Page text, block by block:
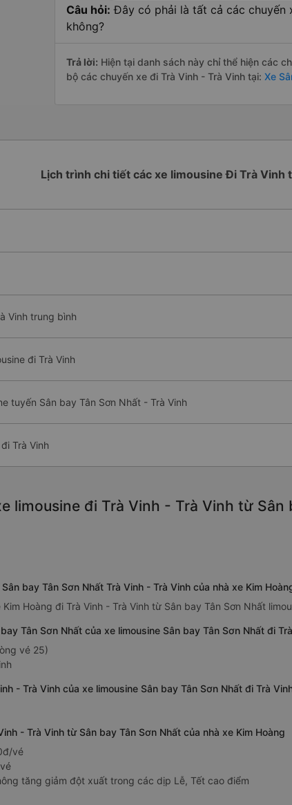
Câu hỏi: Đây có phải là tất cả các chuyến
không?
Trả lời: Hiện tại danh sách này chỉ thể hiện các
bộ các chuyến xe đi Trà Vinh - Trà Vinh tại: Xe
Lịch trình chi tiết các xe limousine Đi Trà Vinh
Vinh trung bình
đi Trà Vinh
tuyến Sân bay Tân Sơn Nhất - Trà Vinh
Trà Vinh
limousine đi Trà Vinh - Trà Vinh từ
bay Tân Sơn Nhất Trà Vinh - Trà Vinh của nhà xe Kim
Hoàng đi Trà Vinh - Trà Vinh từ Sân bay Tân Sơn Nhất
Tân Sơn Nhất của xe limousine Sân bay Tân Sơn Nhất đi
vé 25)
- Trà Vinh của xe limousine Sân bay Tân Sơn Nhất đi Trà
- Trà Vinh từ Sân bay Tân Sơn Nhất của nhà xe Kim Hoàng
vé
tăng giảm đột xuất trong các dịp Lễ, Tết cao điểm